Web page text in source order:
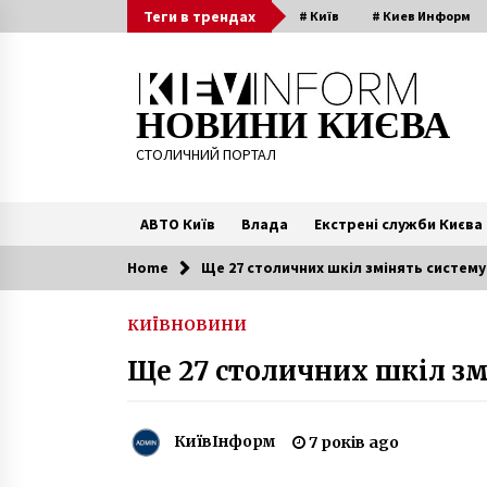
to
Теги в трендах # Київ # Киев Информ
НОВИНИ КИЄВА
СТОЛИЧНИЙ ПОРТАЛ
АВТО Київ Влада Екстрені служби Києва
Читають зараз
використані ялинки до зоопарку
Над центром Києва пролетить
Home Ще 27 столичних шкіл змінять
КИЇВНОВИНИ
Ще 27 столичних шкіл
КиївІнформ 7 років ago